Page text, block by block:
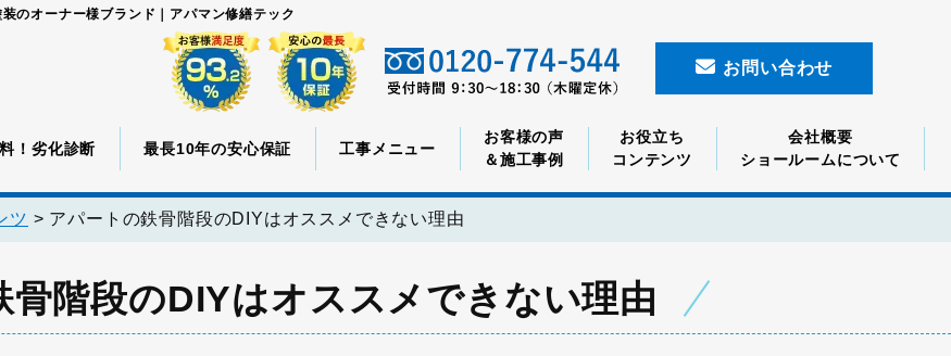
のオーナー様ブランド｜アパマン修繕テック
お問い合わせ
！劣化診断 最長10年の安心保証 工事メニュー
お客様の声
＆施工事例
お役立ち
コンテンツ
会社概要
ショールームについて
ツ > アパートの鉄骨階段のDIYはオススメできない理由
骨階段のDIYはオススメできない理由